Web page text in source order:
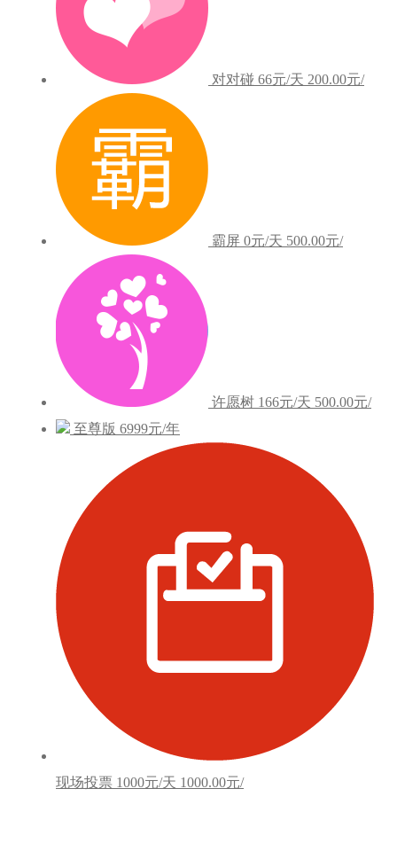
对对碰 66元/天 200.00元/
霸屏 0元/天 500.00元/
许愿树 166元/天 500.00元/
至尊版 6999元/年
现场投票 1000元/天 1000.00元/